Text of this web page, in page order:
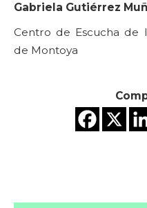
Gabriela Gutiérrez
Centro de Escucha de
de Montoya